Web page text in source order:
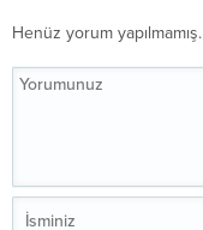
Henüz yorum yapılmamış.